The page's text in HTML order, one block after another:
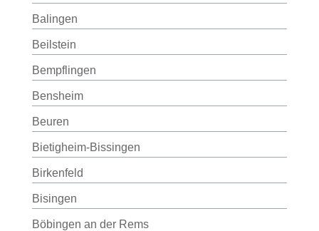
Balingen
Beilstein
Bempflingen
Bensheim
Beuren
Bietigheim-Bissingen
Birkenfeld
Bisingen
Böbingen an der Rems